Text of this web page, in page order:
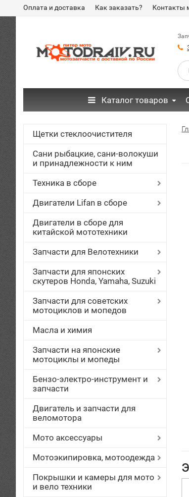
Оплата и доставка Как заказать? Контакты
Каталог товаров
Щетки стеклоочистителя
Сани рыбацкие, сани-волокуши
и принадлежности к ним
Техника в сборе
Двигатели Lifan в сборе
Двигатели в сборе для
китайской мототехники
Запчасти для Велотехники
Запчасти для японских
скутеров Honda, Yamaha, Suzuki
Запчасти для советских
мотоциклов и мопедов
Масла и химия
Запчасти на японские
мотоциклы и мопеды
Бензо-электро-инструмент и
запчасти
Двигатель и запчасти для
веломотора
Мото аксессуары
Мотоэкипировка, мотоодежда
Покрышки и камеры для мото
и вело техники